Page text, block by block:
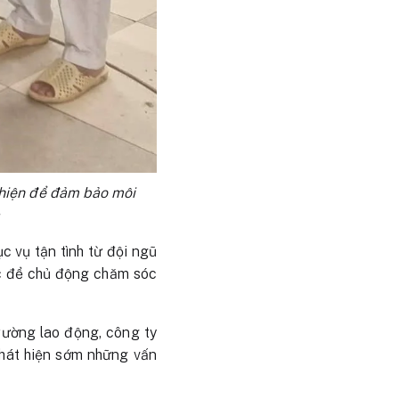
để đảm bảo môi
vụ tận tình từ đội ngũ
để chủ động chăm sóc
lao động, công ty
hiện sớm những vấn